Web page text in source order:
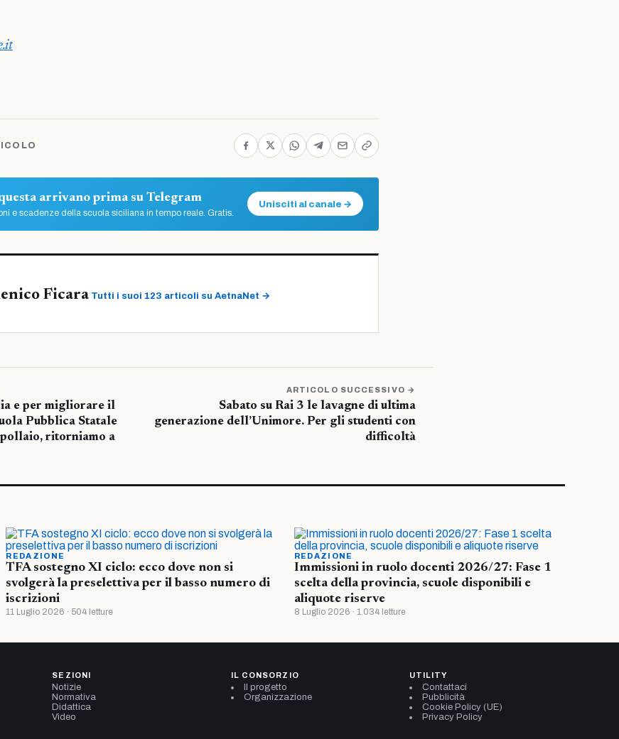
arrivano prima su Telegram
e scadenze della scuola siciliana in tempo reale. Gratis.
Unisciti al canale →
Ficara Tutti i suoi 123 articoli su AetnaNet →
e per migliorare il
Pubblica Statale
ritorniamo a
ARTICOLO SUCCESSIVO →
Sabato su Rai 3 le lavagne di ultima
generazione dell’Unimore. Per gli studenti con
difficoltà
REDAZIONE
TFA sostegno XI ciclo: ecco dove non si
svolgerà la preselettiva per il basso numero di
iscrizioni
11 Luglio 2026 · 504 letture
REDAZIONE
Immissioni in ruolo docenti 2026/27: Fase 1
scelta della provincia, scuole disponibili e
aliquote riserve
8 Luglio 2026 · 1.034 letture
SEZIONI
Notizie
Normativa
Didattica
Video
IL CONSORZIO
Il progetto
Organizzazione
UTILITY
Contattaci
Pubblicità
Cookie Policy (UE)
Privacy Policy